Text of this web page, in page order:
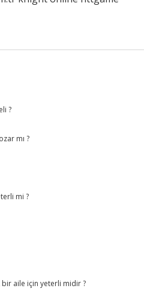
?
mı ?
mi ?
aile için yeterli midir ?